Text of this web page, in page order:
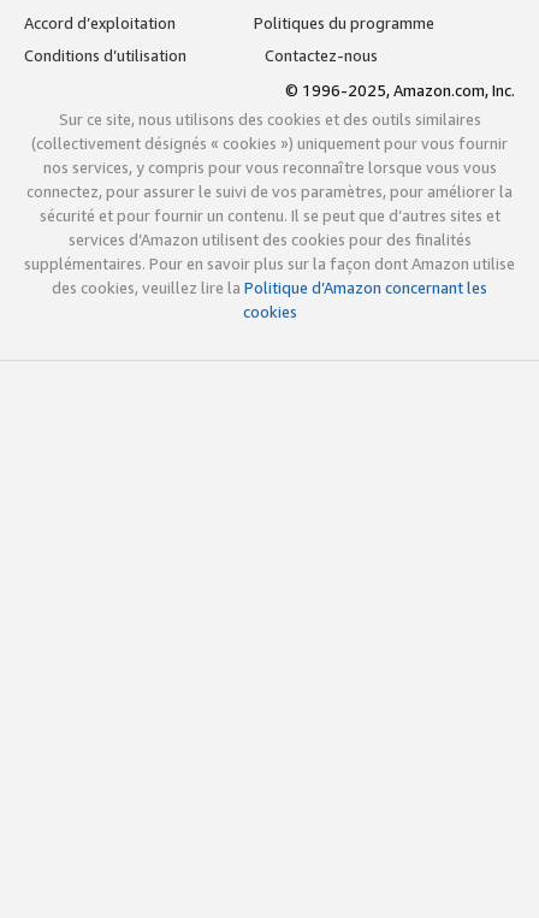
Accord d’exploitation
Politiques du programme
Conditions d’utilisation
Contactez-nous
© 1996-2025, Amazon.com, Inc.
Sur ce site, nous utilisons des cookies et des outils similaires
(collectivement désignés « cookies ») uniquement pour vous fournir
nos services, y compris pour vous reconnaître lorsque vous vous
connectez, pour assurer le suivi de vos paramètres, pour améliorer la
sécurité et pour fournir un contenu. Il se peut que d’autres sites et
services d’Amazon utilisent des cookies pour des finalités
supplémentaires. Pour en savoir plus sur la façon dont Amazon utilise
des cookies, veuillez lire la Politique d’Amazon concernant les
cookies